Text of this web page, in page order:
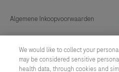
Algemene Inkoopvoorwaarden
General Purchase Conditions
We would like to collect your
may be considered sensitive
health data, through cookies and